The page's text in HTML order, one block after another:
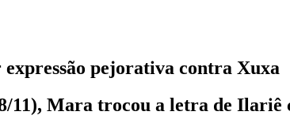
pejorativa contra Xuxa
11), Mara trocou a letra de